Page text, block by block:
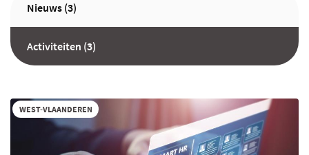
Nieuws (3)
Activiteiten (3)
WEST-VLAANDEREN